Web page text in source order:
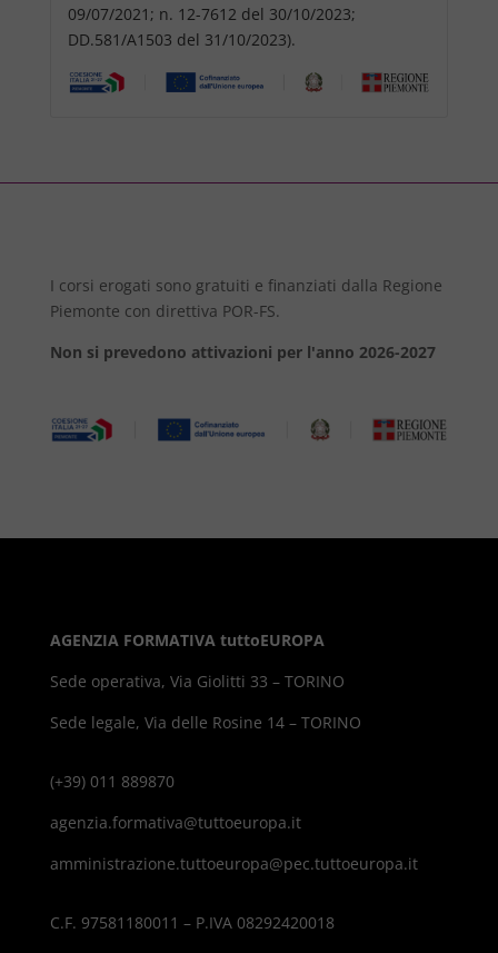
09/07/2021; n. 12-7612 del 30/10/2023;
DD.581/A1503 del 31/10/2023).
I corsi erogati sono gratuiti e finanziati dalla Regione
Piemonte con direttiva POR-FS.
Non si prevedono attivazioni per l'anno 2026-2027
AGENZIA FORMATIVA tuttoEUROPA
Sede operativa, Via Giolitti 33 – TORINO
Sede legale, Via delle Rosine 14 – TORINO
(+39) 011 889870
agenzia.formativa@tuttoeuropa.it
amministrazione.tuttoeuropa@pec.tuttoeuropa.it
C.F. 97581180011 – P.IVA 08292420018